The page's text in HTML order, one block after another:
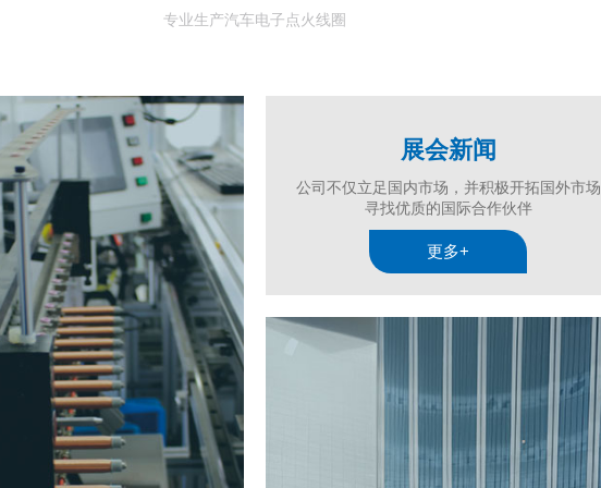
专业生产汽车电子点火线圈
展会新闻
公司不仅立足国内市场，并积极开拓国外市场
寻找优质的国际合作伙伴
更多+